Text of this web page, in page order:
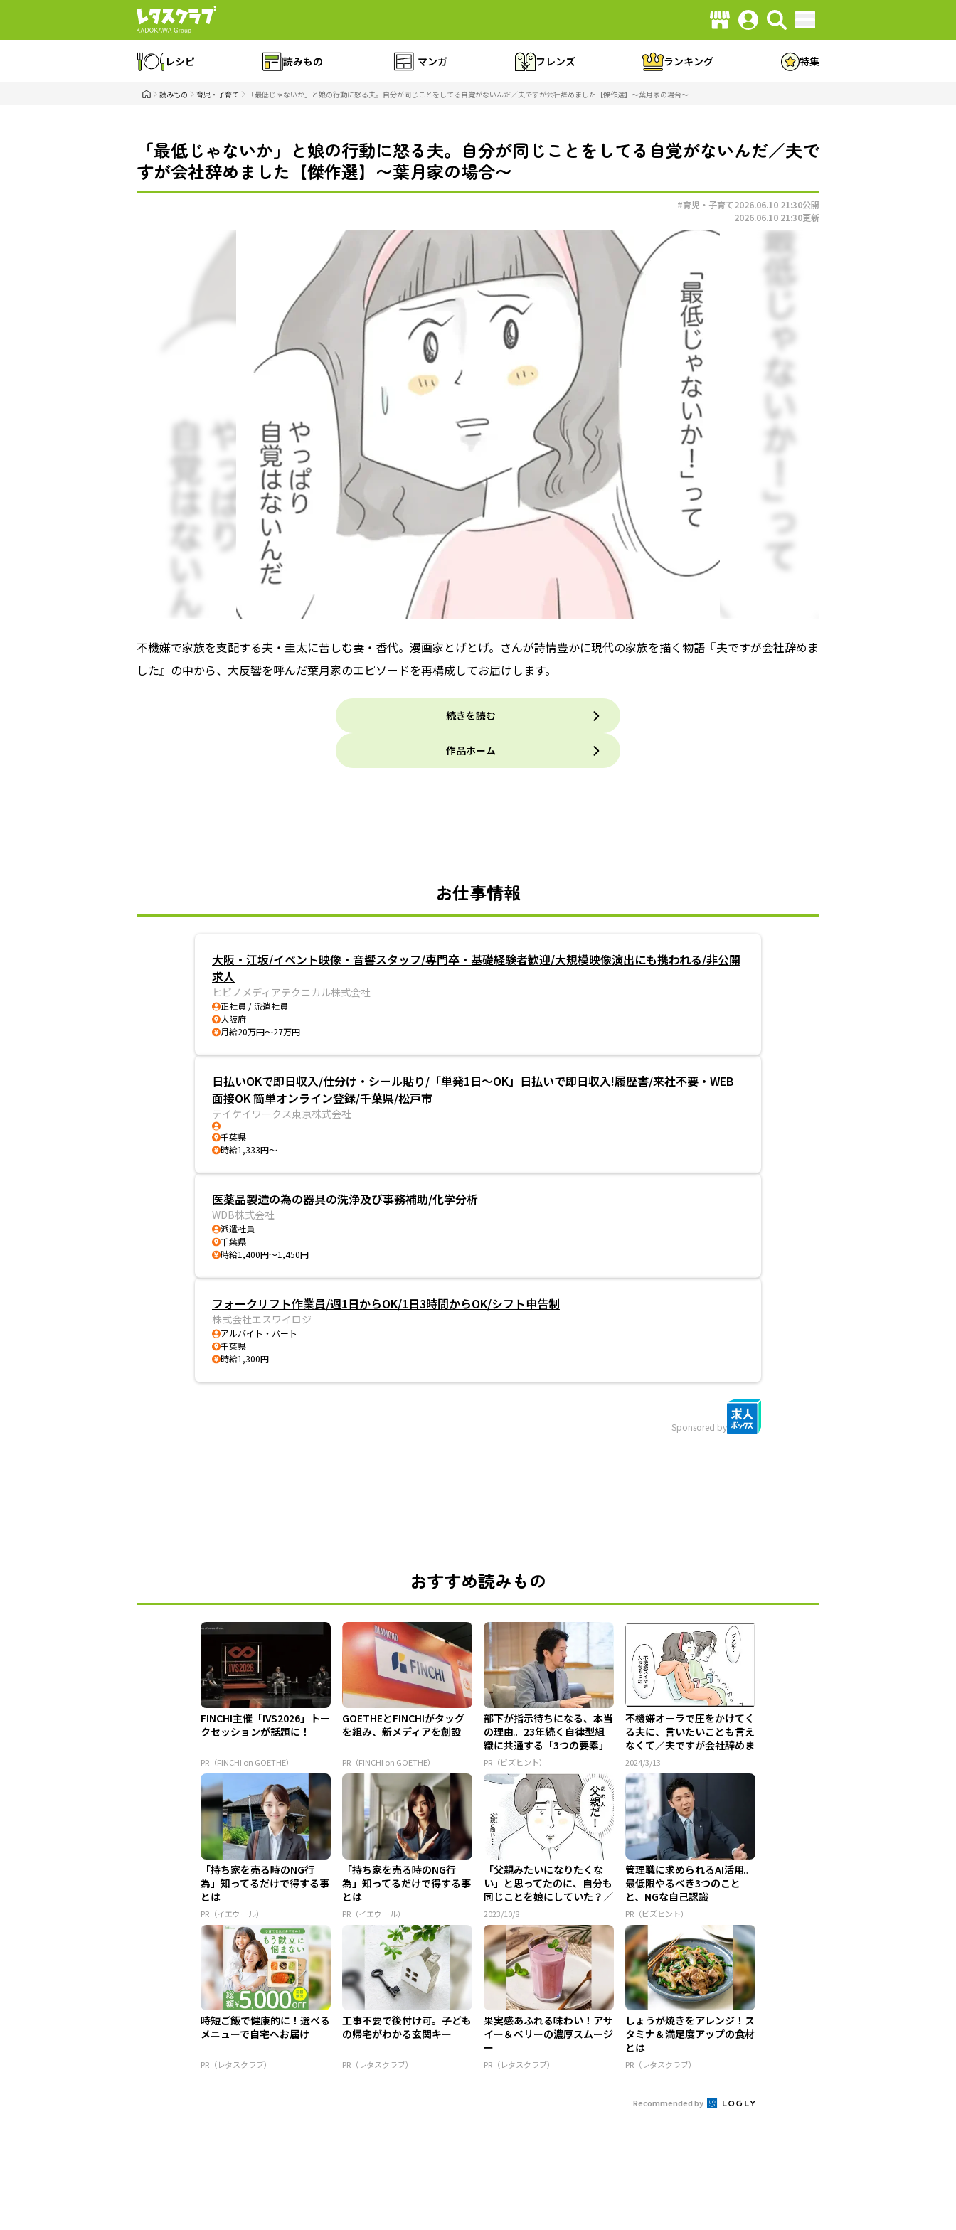
レシピ 読みもの マンガ フレンズ ランキング 特集
読みもの 育児・子育て 「最低じゃないか」と娘の行動に怒る夫。自分が同じことをしてる自覚がないんだ／夫ですが会社辞めました【傑作選】〜葉月家の場合〜
「最低じゃないか」と娘の行動に怒る夫。自分が同じことをしてる自覚がないんだ／夫で
すが会社辞めました【傑作選】〜葉月家の場合〜
#育児・子育て2026.06.10 21:30公開
2026.06.10 21:30更新
不機嫌で家族を支配する夫・圭太に苦しむ妻・香代。漫画家とげとげ。さんが詩情豊かに現代の家族を描く物語『夫ですが会社辞めま
した』の中から、大反響を呼んだ葉月家のエピソードを再構成してお届けします。
続きを読む
作品ホーム
お仕事情報
大阪・江坂/イベント映像・音響スタッフ/専門卒・基礎経験者歓迎/大規模映像演出にも携われる/非公開
求人
ヒビノメディアテクニカル株式会社
正社員 / 派遣社員
大阪府
月給20万円～27万円
日払いOKで即日収入/仕分け・シール貼り/「単発1日～OK」日払いで即日収入!履歴書/来社不要・WEB
面接OK 簡単オンライン登録/千葉県/松戸市
テイケイワークス東京株式会社
千葉県
時給1,333円～
医薬品製造の為の器具の洗浄及び事務補助/化学分析
WDB株式会社
派遣社員
千葉県
時給1,400円～1,450円
フォークリフト作業員/週1日からOK/1日3時間からOK/シフト申告制
株式会社エスワイロジ
アルバイト・パート
千葉県
時給1,300円
Sponsored by
おすすめ読みもの
FINCHI主催「IVS2026」トー
クセッションが話題に！
PR（FINCHI on GOETHE）
GOETHEとFINCHIがタッグ
を組み、新メディアを創設
PR（FINCHI on GOETHE）
部下が指示待ちになる、本当
の理由。23年続く自律型組
織に共通する「3つの要素」
PR（ビズヒント）
不機嫌オーラで圧をかけてく
る夫に、言いたいことも言え
なくて／夫ですが会社辞めま
し...
2024/3/13
「持ち家を売る時のNG行
為」知ってるだけで得する事
とは
PR（イエウール）
「持ち家を売る時のNG行
為」知ってるだけで得する事
とは
PR（イエウール）
「父親みたいになりたくな
い」と思ってたのに、自分も
同じことを娘にしていた？／
夫で...
2023/10/8
管理職に求められるAI活用。
最低限やるべき3つのこと
と、NGな自己認識
PR（ビズヒント）
時短ご飯で健康的に！選べる
メニューで自宅へお届け
PR（レタスクラブ）
工事不要で後付け可。子ども
の帰宅がわかる玄関キー
PR（レタスクラブ）
果実感あふれる味わい！アサ
イー＆ベリーの濃厚スムージ
ー
PR（レタスクラブ）
しょうが焼きをアレンジ！ス
タミナ＆満足度アップの食材
とは
PR（レタスクラブ）
Recommended by